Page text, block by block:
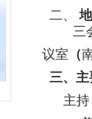
二、
三
议室 （
三、
主